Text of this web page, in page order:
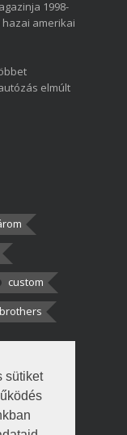
sütiket
1998-
amerikai
elmúlt
custom
két
fél autót,